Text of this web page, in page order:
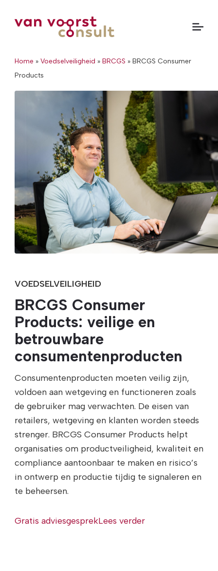
Home » Voedselveiligheid » BRCGS » BRCGS Consumer
Products
VOEDSELVEILIGHEID
BRCGS Consumer
Products: veilige en
betrouwbare
consumentenproducten
Consumentenproducten moeten veilig zijn,
voldoen aan wetgeving en functioneren zoals
de gebruiker mag verwachten. De eisen van
retailers, wetgeving en klanten worden steeds
strenger. BRCGS Consumer Products helpt
organisaties om productveiligheid, kwaliteit en
compliance aantoonbaar te maken en risico’s
in ontwerp en productie tijdig te signaleren en
te beheersen.
Gratis adviesgesprekLees verder